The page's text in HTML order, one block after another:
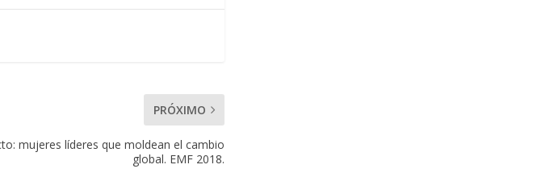
PRÓXIMO
mujeres líderes que moldean el cambio
global. EMF 2018.